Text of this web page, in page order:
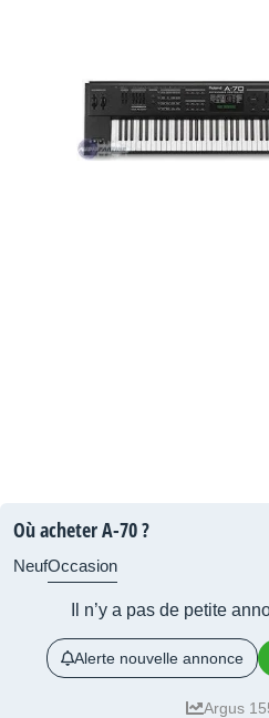
Où acheter A-70 ?
NeufOccasion
Il n’y a pas de petite
Alerte nouvelle annonce
Argus